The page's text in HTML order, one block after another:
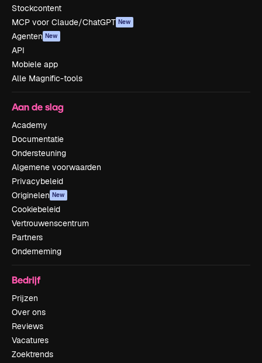
Stockcontent
MCP voor Claude/ChatGPT New
Agenten New
API
Mobiele app
Alle Magnific-tools
Aan de slag
Academy
Documentatie
Ondersteuning
Algemene voorwaarden
Privacybeleid
Originelen New
Cookiebeleid
Vertrouwenscentrum
Partners
Onderneming
Bedrijf
Prijzen
Over ons
Reviews
Vacatures
Zoektrends